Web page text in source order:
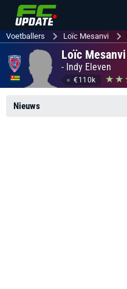
Voetballers Loïc Mesanvi
Loïc Mesanvi
- Indy Eleven
€110k
Nieuws